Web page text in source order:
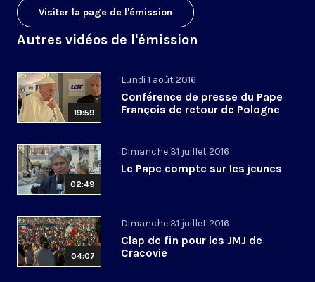
Visiter la page de l'émission
Autres vidéos de l'émission
19:59
Lundi 1 août 2016
Conférence de presse du Pape
François de retour de Pologne
02:49
Dimanche 31 juillet 2016
Le Pape compte sur les jeunes
04:07
Dimanche 31 juillet 2016
Clap de fin pour les JMJ de
Cracovie